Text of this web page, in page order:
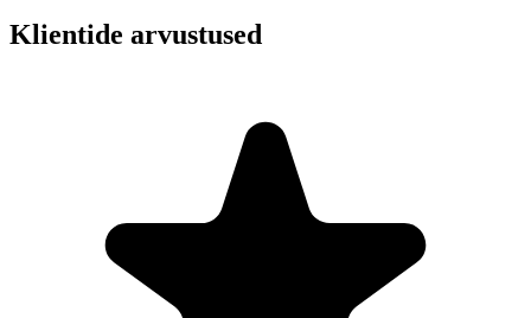
Klientide arvustused